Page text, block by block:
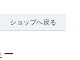
ショップへ戻る
ー